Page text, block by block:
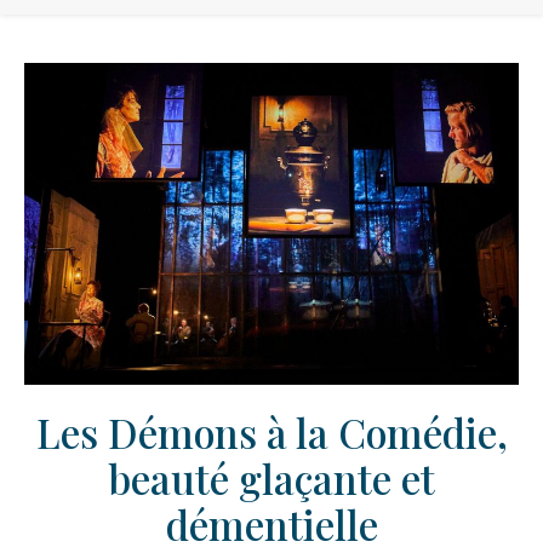
Les Démons à la Comédie,
beauté glaçante et
démentielle